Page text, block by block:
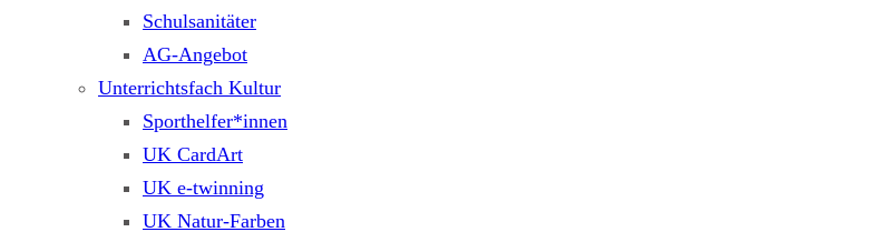
Schulsanitäter
AG-Angebot
Unterrichtsfach Kultur
Sporthelfer*innen
UK CardArt
UK e-twinning
UK Natur-Farben